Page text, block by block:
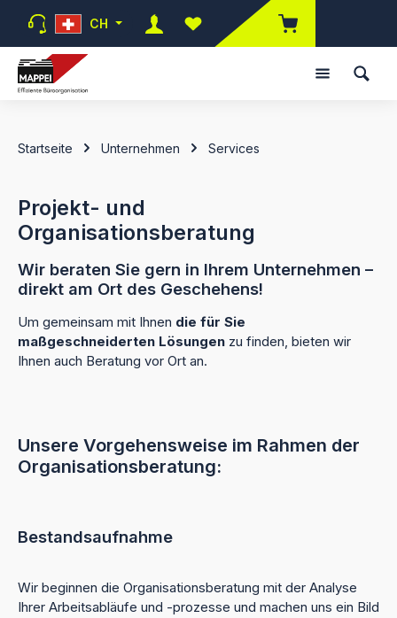
Zum Hauptinhalt springen
CH
Du hast 0 Produkte auf dem
Startseite Unternehmen Services
Projekt- und
Organisationsberatung
Wir beraten Sie gern in Ihrem Unternehmen –
direkt am Ort des Geschehens!
Um gemeinsam mit Ihnen die für Sie
maßgeschneiderten Lösungen zu finden, bieten wir
Ihnen auch Beratung vor Ort an.
Unsere Vorgehensweise im Rahmen der
Organisationsberatung:
Bestandsaufnahme
Wir beginnen die Organisationsberatung mit der Analyse
Ihrer Arbeitsabläufe und -prozesse und machen uns ein Bild